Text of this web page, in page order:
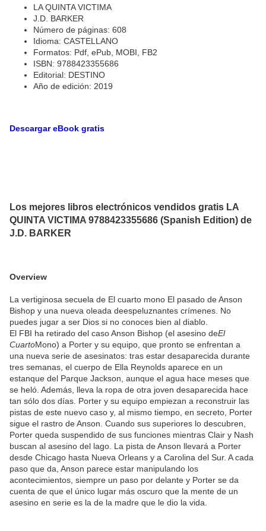
LA QUINTA VICTIMA
J.D. BARKER
Número de páginas: 608
Idioma: CASTELLANO
Formatos: Pdf, ePub, MOBI, FB2
ISBN: 9788423355686
Editorial: DESTINO
Año de edición: 2019
Descargar eBook gratis
Los mejores libros electrónicos vendidos gratis LA
QUINTA VICTIMA 9788423355686 (Spanish Edition) de
J.D. BARKER
Overview
La vertiginosa secuela de El cuarto mono El pasado de Anson
Bishop y una nueva oleada deespeluznantes crímenes. No
puedes jugar a ser Dios si no conoces bien al diablo.
El FBI ha retirado del caso Anson Bishop (el asesino deEl
CuartoMono) a Porter y su equipo, que pronto se enfrentan a
una nueva serie de asesinatos: tras estar desaparecida durante
tres semanas, el cuerpo de Ella Reynolds aparece en un
estanque del Parque Jackson, aunque el agua hace meses que
se heló. Además, lleva la ropa de otra joven desaparecida hace
tan sólo dos días. Porter y su equipo empiezan a reconstruir las
pistas de este nuevo caso y, al mismo tiempo, en secreto, Porter
sigue el rastro de Anson. Cuando sus superiores lo descubren,
Porter queda suspendido de sus funciones mientras Clair y Nash
buscan al asesino del lago. La pista de Anson llevará a Porter
desde Chicago hasta Nueva Orleans y a Carolina del Sur. A cada
paso que da, Anson parece estar manipulando los
acontecimientos, siempre un paso por delante y Porter se da
cuenta de que el único lugar más oscuro que la mente de un
asesino en serie es la de la madre que le dio la vida.